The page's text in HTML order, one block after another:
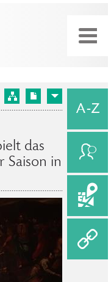
das
Saison in